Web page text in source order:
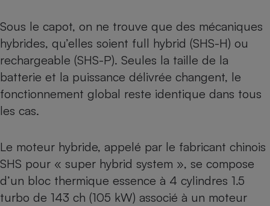
Sous le capot, on ne trouve que des mécaniques
hybrides, qu’elles soient full hybrid (SHS-H) ou
rechargeable (SHS-P). Seules la taille de la
batterie et la puissance délivrée changent, le
fonctionnement global reste identique dans tous
les cas.
Le moteur hybride, appelé par le fabricant chinois
SHS pour « super hybrid system », se compose
d’un bloc thermique essence à 4 cylindres 1.5
turbo de 143 ch (105 kW) associé à un moteur